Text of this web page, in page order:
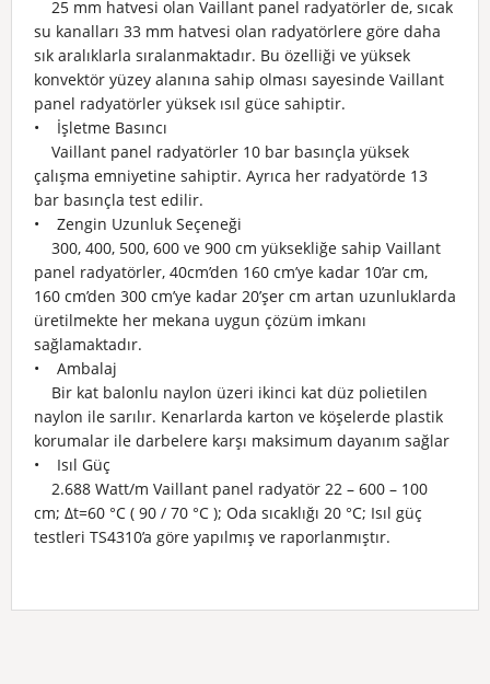
25 mm hatvesi olan Vaillant panel radyatörler de, sıcak
su kanalları 33 mm hatvesi olan radyatörlere göre daha
sık aralıklarla sıralanmaktadır. Bu özelliği ve yüksek
konvektör yüzey alanına sahip olması sayesinde Vaillant
panel radyatörler yüksek ısıl güce sahiptir.
• İşletme Basıncı
Vaillant panel radyatörler 10 bar basınçla yüksek
çalışma emniyetine sahiptir. Ayrıca her radyatörde 13
bar basınçla test edilir.
• Zengin Uzunluk Seçeneği
300, 400, 500, 600 ve 900 cm yüksekliğe sahip Vaillant
panel radyatörler, 40cm’den 160 cm’ye kadar 10’ar cm,
160 cm’den 300 cm’ye kadar 20’şer cm artan uzunluklarda
üretilmekte her mekana uygun çözüm imkanı
sağlamaktadır.
• Ambalaj
Bir kat balonlu naylon üzeri ikinci kat düz polietilen
naylon ile sarılır. Kenarlarda karton ve köşelerde plastik
korumalar ile darbelere karşı maksimum dayanım sağlar
• Isıl Güç
2.688 Watt/m Vaillant panel radyatör 22 – 600 – 100
cm; Δt=60 °C ( 90 / 70 °C ); Oda sıcaklığı 20 °C; Isıl güç
testleri TS4310’a göre yapılmış ve raporlanmıştır.